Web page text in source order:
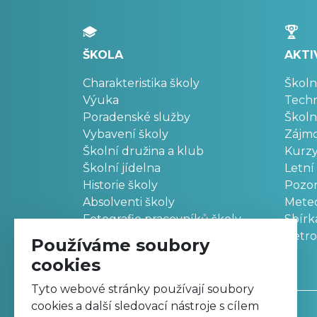
ŠKOLA
Charakteristika školy
Výuka
Poradenské služby
Vybavení školy
Školní družina a klub
Školní jídelna
Historie školy
Absolventi školy
Fotografie pracovníků školy
Používáme soubory
cookies
Tyto webové stránky používají soubory
cookies a další sledovací nástroje s cílem